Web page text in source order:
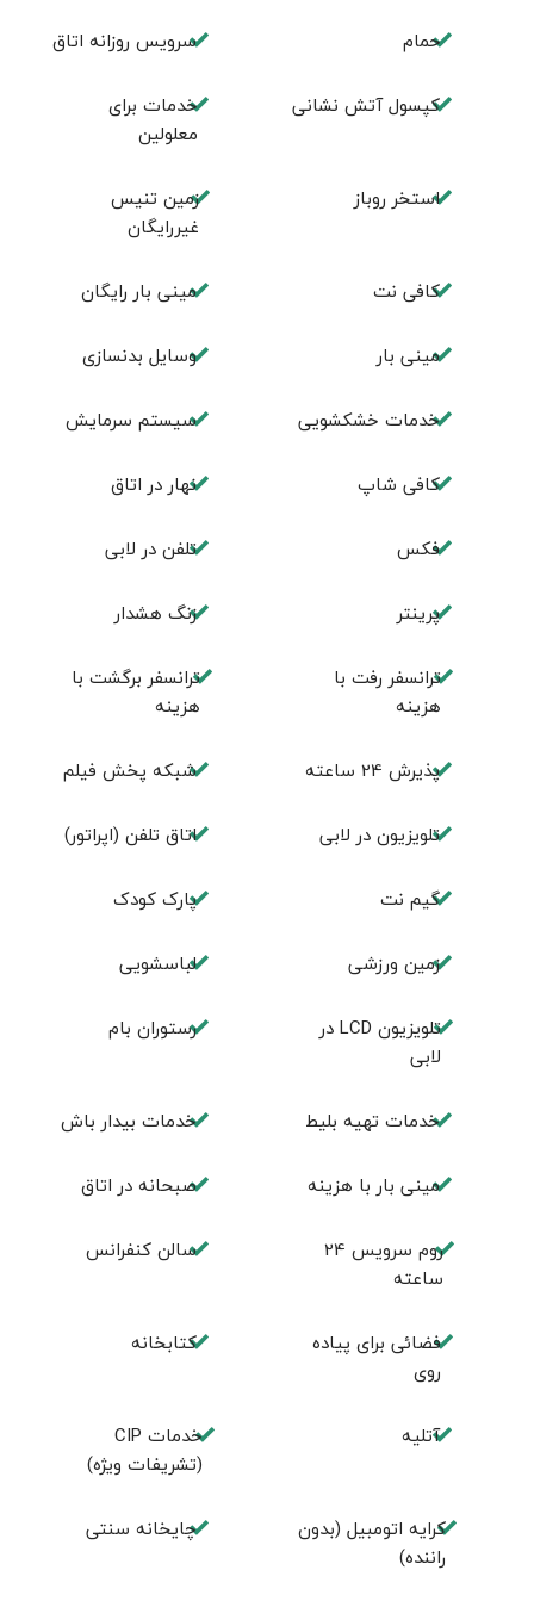
حمام سرویس روزانه اتاق
کپسول آتش نشانی
خدمات برای
معلولین
استخر روباز
زمین تنیس
غیررایگان
کافی نت مینی بار رایگان
مینی بار وسایل بدنسازی
خدمات خشکشویی سیستم سرمایش
كافی شاپ نهار در اتاق
فكس تلفن در لابی
پرینتر زنگ هشدار
ترانسفر رفت با
هزینه
ترانسفر برگشت با
هزینه
پذیرش 24 ساعته شبکه پخش فیلم
تلویزیون در لابی اتاق تلفن (اپراتور)
گیم نت پارک کودک
زمین ورزشی لباسشویی
تلويزيون LCD در
لابی
رستوران بام
خدمات تهيه بليط خدمات بیدار باش
مینی بار با هزینه صبحانه در اتاق
روم سرويس 24
ساعته
سالن كنفرانس
فضائی برای پياده
روی
كتابخانه
آتلیه
خدمات CIP
(تشریفات ویژه)
کرایه اتومبیل (بدون
راننده)
چايخانه سنتی